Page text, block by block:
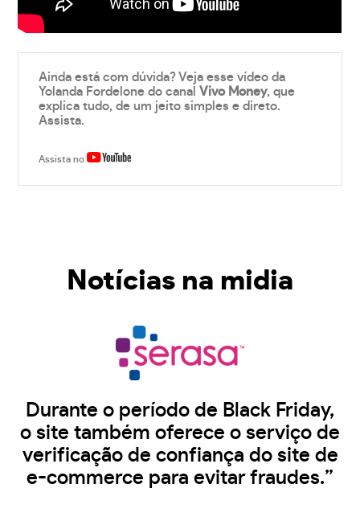
Ainda está com dúvida? Veja esse vídeo da
Yolanda Fordelone do canalVivo Money, que
explica tudo, de um jeito simples e direto.
Assista.
Assista no
Notícias na midia
Durante o período de Black Friday,
o site também oferece o serviço de
verificação de confiança do site de
e-commerce para evitar fraudes.”